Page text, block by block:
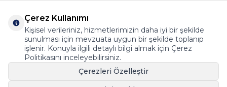
©2015 - 2025 Tüm Hakkı Saklıdır. Fermentemutfagim.com
Çerez Kullanımı
Kişisel verileriniz, hizmetlerimizin daha iyi bir şekilde
sunulması için mevzuata uygun bir şekilde toplanıp
işlenir. Konuyla ilgili detaylı bilgi almak için Çerez
Politikasını inceleyebilirsiniz.
Çerezleri Özelleştir